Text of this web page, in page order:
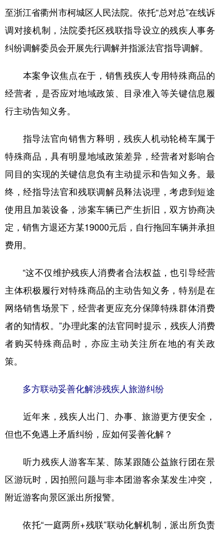
至浙江省衢州市柯城区人民法院。依托“总对总”在线诉
调对接机制，法院委托区残联指导设立的残疾人事务
纠纷调解委员会开展先行调解并指派法官指导调解。
本案争议焦点在于，销售残疾人专用特殊商品的
经营者，是否应对地域政策、目录准入等关键信息履
行主动告知义务。
指导法官向销售方释明，残疾人机动轮椅车属于
特殊商品，具有明显地域政策差异，经营者对影响合
同目的实现的关键信息负有主动提示和告知义务。最
终，经指导法官和残联调解员释法说理，考虑到短途
使用且加装设备，涉案车辆已产生折旧，双方协商决
定，销售方退还方某19000元后，自行拖回车辆并承担
费用。
“这不仅维护残疾人消费者合法权益，也引导经营
主体积极履行对特殊商品的主动告知义务，特别是在
网络销售场景下，经营者更应充分保障特殊群体消费
者的知情权。”办理此案的法官同时提示，残疾人消费
者购买特殊商品时，亦应主动关注所在地的有关政
策。
多方联动妥善化解涉残疾人旅游纠纷
近年来，残疾人出门、办事、旅游更方便安全，
但也不免遇上矛盾纠纷，应如何妥善化解？
听力残疾人游客车某、陈某跟随公益旅行团在景
区游玩时，因拍照问题与非本团游客余某发生冲突，
附近游客向景区派出所报警。
依托“一庭两所+残联”联动化解机制，派出所负责